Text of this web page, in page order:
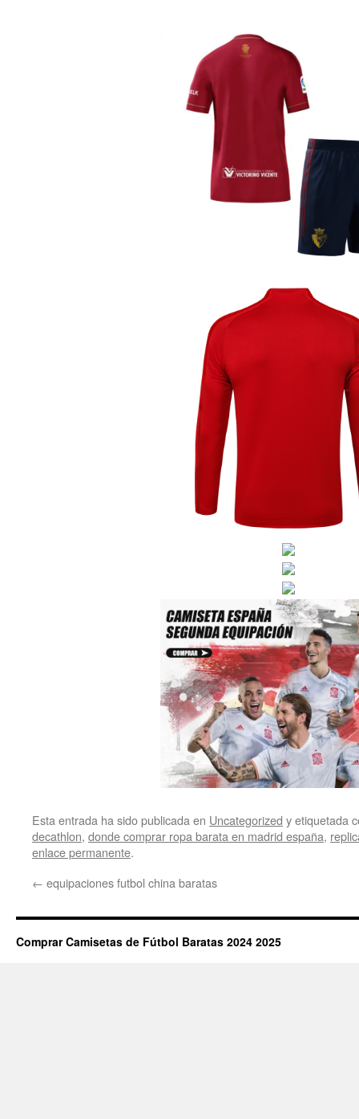
Esta entrada ha sido publicada en Uncategorized y etiquetada
decathlon, donde comprar ropa barata en madrid españa,
enlace permanente.
← equipaciones futbol china baratas
Comprar Camisetas de Fútbol Baratas 2024 2025